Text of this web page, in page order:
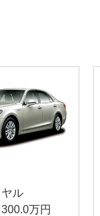
ル
万円